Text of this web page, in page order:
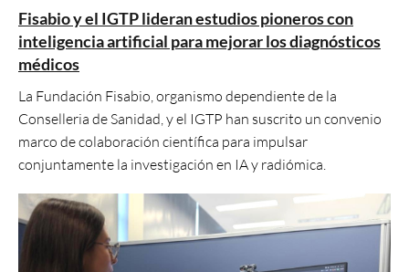
Fisabio y el IGTP lideran estudios pioneros con
inteligencia artificial para mejorar los diagnósticos
médicos
La Fundación Fisabio, organismo dependiente de la
Conselleria de Sanidad, y el IGTP han suscrito un convenio
marco de colaboración científica para impulsar
conjuntamente la investigación en IA y radiómica.